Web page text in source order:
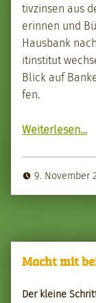
tivzin­sen aus
erin­nen und
Haus­bank
itin­sti­tut
Blick auf
fen.
Weit­er­lesen…
9. November
Macht mit
Der kleine